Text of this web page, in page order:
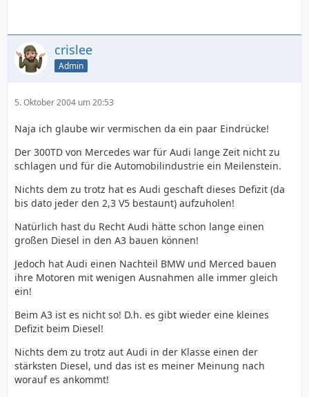
crislee
Admin
5. Oktober 2004 um 20:53
Naja ich glaube wir vermischen da ein paar Eindrücke!
Der 300TD von Mercedes war für Audi lange Zeit nicht zu
schlagen und für die Automobilindustrie ein Meilenstein.
Nichts dem zu trotz hat es Audi geschaft dieses Defizit (da
bis dato jeder den 2,3 V5 bestaunt) aufzuholen!
Natürlich hast du Recht Audi hätte schon lange einen
großen Diesel in den A3 bauen können!
Jedoch hat Audi einen Nachteil BMW und Merced bauen
ihre Motoren mit wenigen Ausnahmen alle immer gleich
ein!
Beim A3 ist es nicht so! D.h. es gibt wieder eine kleines
Defizit beim Diesel!
Nichts dem zu trotz aut Audi in der Klasse einen der
stärksten Diesel, und das ist es meiner Meinung nach
worauf es ankommt!